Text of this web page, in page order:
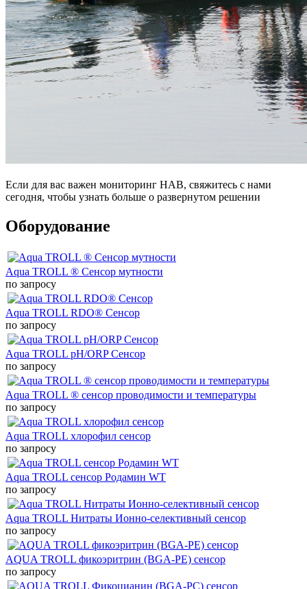
Если для вас важен мониторинг HAB, свяжитесь с нами
сегодня, чтобы узнать больше о развернутом решении
Оборудование
Aqua TROLL ® Сенсор мутности
по запросу
Aqua TROLL RDO® Сенсор
по запросу
Aqua TROLL pH/ORP Сенсор
по запросу
Aqua TROLL ® сенсор проводимости и температуры
по запросу
Aqua TROLL хлорофил сенсор
по запросу
Aqua TROLL сенсор Родамин WT
по запросу
Aqua TROLL Нитраты Ионно-селективный сенсор
по запросу
AQUA TROLL фикоэритрин (BGA-PE) сенсор
по запросу